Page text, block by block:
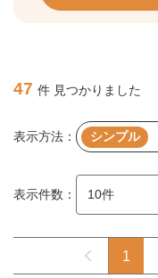
47 件 見つかりました
表示方法： シンプル
表示件数：
1